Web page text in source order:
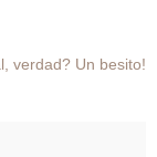
verdad? Un besito!